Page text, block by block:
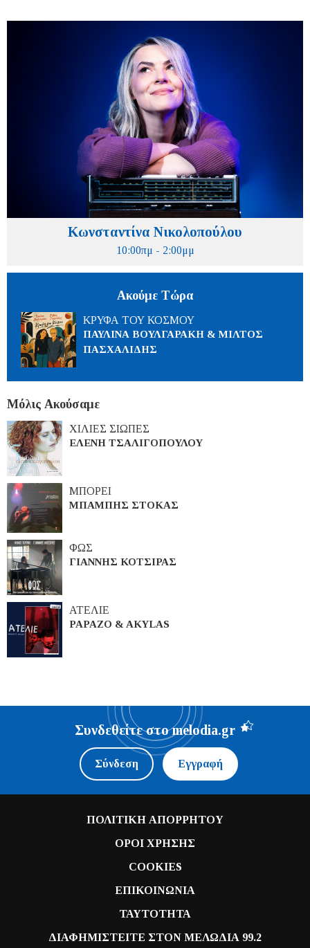
Κωνσταντίνα Νικολοπούλου
10:00πμ - 2:00μμ
Ακούμε Τώρα
ΚΡΥΦΑ ΤΟΥ ΚΟΣΜΟΥ
ΠΑΥΛΙΝΑ ΒΟΥΛΓΑΡΑΚΗ & ΜΙΛΤΟΣ
ΠΑΣΧΑΛΙΔΗΣ
Μόλις Ακούσαμε
ΧΙΛΙΕΣ ΣΙΩΠΕΣ
ΕΛΕΝΗ ΤΣΑΛΙΓΟΠΟΥΛΟΥ
ΜΠΟΡΕΙ
ΜΠΑΜΠΗΣ ΣΤΟΚΑΣ
ΦΩΣ
ΓΙΑΝΝΗΣ ΚΟΤΣΙΡΑΣ
ΑΤΕΛΙΕ
PAPAZO & AKYLAS
Συνδεθείτε στο melodia.gr
Σύνδεση Εγγραφή
ΠΟΛΙΤΙΚΗ ΑΠΟΡΡΗΤΟΥ
ΟΡΟΙ ΧΡΗΣΗΣ
COOKIES
ΕΠΙΚΟΙΝΩΝΙΑ
ΤΑΥΤΟΤΗΤΑ
ΔΙΑΦΗΜΙΣΤΕΙΤΕ ΣΤΟΝ ΜΕΛΩΔΙΑ 99.2